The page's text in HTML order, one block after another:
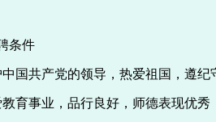
条件
国共产党的领导，热爱祖国，遵纪
育事业，品行良好，师德表现优秀